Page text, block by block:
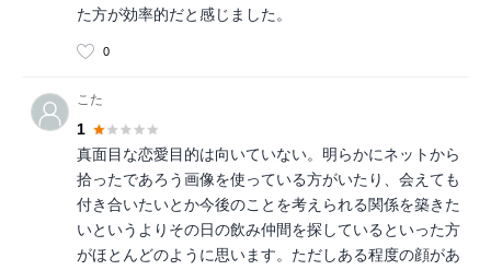
た方が効率的だと感じました。
0
こた
1
真面目な恋愛目的は向いていない。明らかにネットから
拾ったであろう画像を使っている方がいたり、会えても
付き合いたいとか今後のことを考えられる関係を築きた
いというよりその日の飲み仲間を探しているといった方
がほとんどのように思います。ただしある程度の顔があ